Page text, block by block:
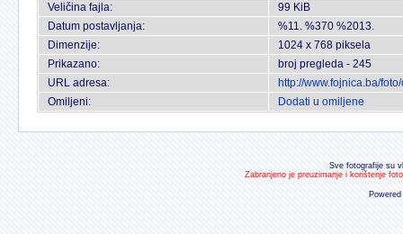
Veličina fajla:
99 KiB
Datum postavljanja:
%11. %370 %2013.
Dimenzije:
1024 x 768 piksela
Prikazano:
broj pregleda - 245
URL adresa:
http://www.fojnica.ba/
Omiljeni:
Dodati u omiljene
Sve fotografije su
Zabranjeno je preuzimanje i korištenje